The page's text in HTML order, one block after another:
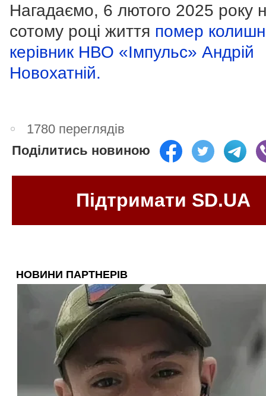
Нагадаємо, 6 лютого 2025 року
сотому році життя помер
керівник НВО «Імпульс» Андрій
Новохатній.
1780 переглядів
Поділитись новиною
Підтримати SD.UA